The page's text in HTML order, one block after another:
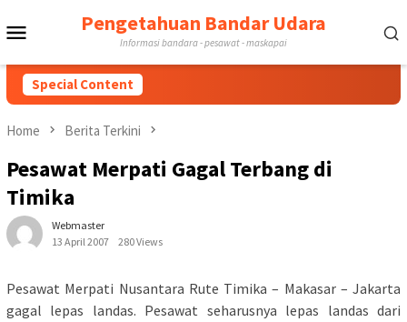
to
MobilePengetahuan Bandar Udara
Informasi bandara - pesawat - maskapai
Special Content
Home Berita Terkini
Pesawat Merpati Gagal Terbang di
Timika
Webmaster
13 April 2007
280 Views
Pesawat Merpati Nusantara Rute Timika – Makasar – Jakarta
gagal lepas landas. Pesawat seharusnya lepas landas dari